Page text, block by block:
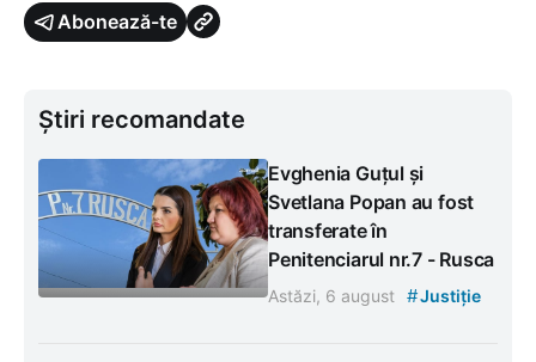
Abonează-te
Știri recomandate
Evghenia Guțul și
Svetlana Popan au fost
transferate în
Penitenciarul nr.7 - Rusca
Astăzi, 6 august #Justiție